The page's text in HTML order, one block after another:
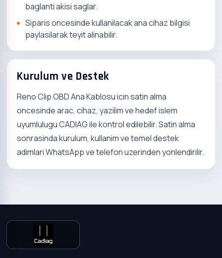
baglanti akisi saglar.
Siparis oncesinde kullanilacak ana cihaz bilgisi
paylasilarak teyit alinabilir.
Kurulum ve Destek
Reno Clip OBD Ana Kablosu icin satin alma
oncesinde arac, cihaz, yazilim ve hedef islem
uyumlulugu CADIAG ile kontrol edilebilir. Satin alma
sonrasinda kurulum, kullanim ve temel destek
adimlari WhatsApp ve telefon uzerinden yonlendirilir.